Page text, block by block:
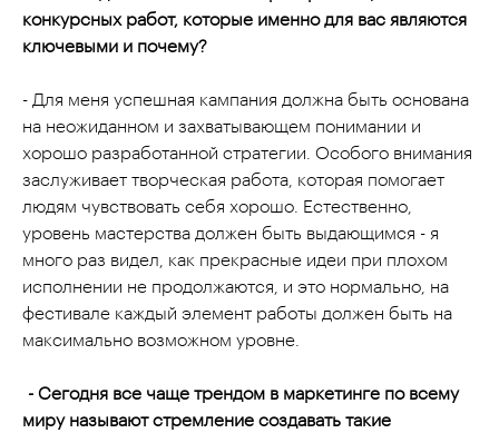
конкурсных работ, которые именно для вас являются
ключевыми и почему?
- Для меня успешная кампания должна быть основана
на неожиданном и захватывающем понимании и
хорошо разработанной стратегии. Особого внимания
заслуживает творческая работа, которая помогает
людям чувствовать себя хорошо. Естественно,
уровень мастерства должен быть выдающимся - я
много раз видел, как прекрасные идеи при плохом
исполнении не продолжаются, и это нормально, на
фестивале каждый элемент работы должен быть на
максимально возможном уровне.
- Сегодня все чаще трендом в маркетинге по всему
миру называют стремление создавать такие